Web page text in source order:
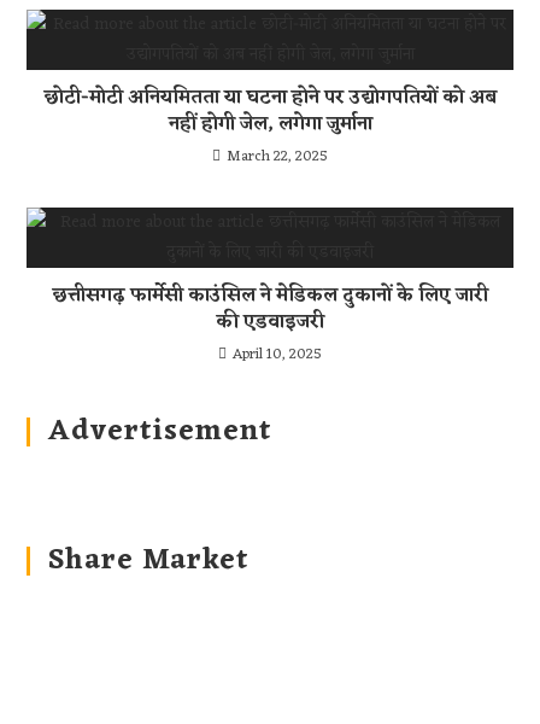
छोटी-मोटी अनियमितता या घटना होने पर उद्योगपतियों को अब
नहीं होगी जेल, लगेगा जुर्माना
March 22, 2025
छत्तीसगढ़ फार्मेसी काउंसिल ने मेडिकल दुकानों के लिए जारी
की एडवाइजरी
April 10, 2025
Advertisement
Share Market